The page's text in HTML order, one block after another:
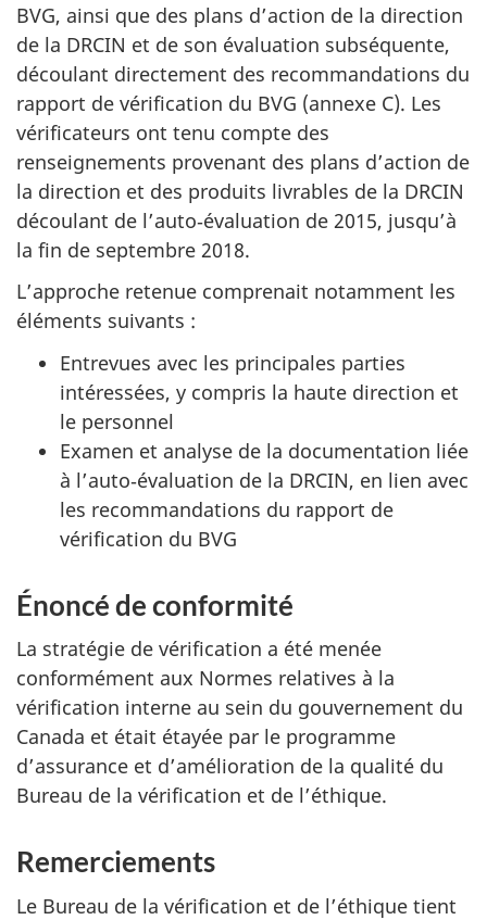
BVG, ainsi que des plans d’action de la direction
de la DRCIN et de son évaluation subséquente,
découlant directement des recommandations du
rapport de vérification du BVG (annexe C). Les
vérificateurs ont tenu compte des
renseignements provenant des plans d’action de
la direction et des produits livrables de la DRCIN
découlant de l’auto‑évaluation de 2015, jusqu’à
la fin de septembre 2018.
L’approche retenue comprenait notamment les
éléments suivants :
Entrevues avec les principales parties
intéressées, y compris la haute direction et
le personnel
Examen et analyse de la documentation liée
à l’auto‑évaluation de la DRCIN, en lien avec
les recommandations du rapport de
vérification du BVG
Énoncé de conformité
La stratégie de vérification a été menée
conformément aux Normes relatives à la
vérification interne au sein du gouvernement du
Canada et était étayée par le programme
d’assurance et d’amélioration de la qualité du
Bureau de la vérification et de l’éthique.
Remerciements
Le Bureau de la vérification et de l’éthique tient